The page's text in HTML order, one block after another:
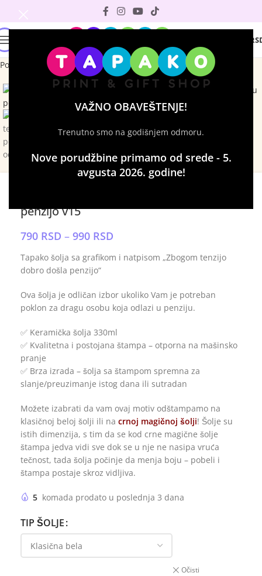
VAŽNO OBAVEŠTENJE!
Trenutno smo na godišnjem odmoru.
Nove porudžbine primamo od srede - 5.
avgusta 2026. godine!
Početna Šolje sa štampom
Click to enlarge
penzijo v15
790 RSD – 990 RSD
Tapako šolja sa grafikom i natpisom „Zbogom tenzijo
dobro došla penzijo“
Ova šolja je odličan izbor ukoliko Vam je potreban
poklon za dragu osobu koja odlazi u penziju.
✅ Keramička šolja 330ml
✅ Kvalitetna i postojana štampa – otporna na mašinsko
pranje
✅ Brza izrada – šolja sa štampom spremna za
slanje/preuzimanje istog dana ili sutradan
Možete izabrati da vam ovaj motiv odštampamo na
klasičnoj beloj šolji ili na crnoj magičnoj šolji! Šolje su
istih dimenzija, s tim da se kod crne magične šolje
štampa jedva vidi sve dok se u nje ne nasipa vruća
tečnost, tada šolja počinje da menja boju – pobeli i
štampa postaje skroz vidljiva.
5 komada prodato u poslednja 3 dana
TIP ŠOLJE
Očisti